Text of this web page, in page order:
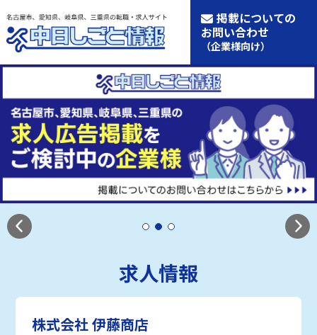
掲載についての
お問い合わせ
（企業様向け）
求人情報
株式会社 伊藤商店